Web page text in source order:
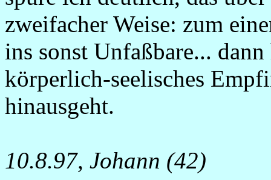
zweifacher Weise: zum
ins sonst Unfaßbare...
körperlich-seelisches
hinausgeht.
10.8.97, Johann (42)